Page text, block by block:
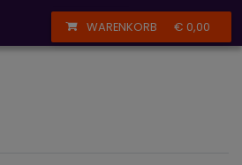
WARENKORB € 0,00